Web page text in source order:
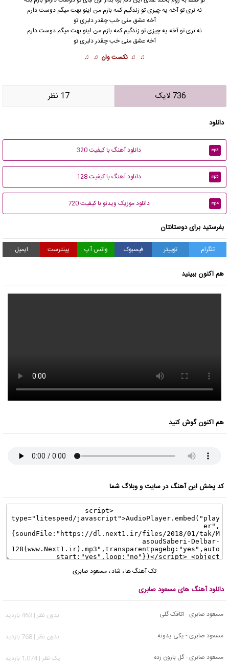
نه نری تو آخه یه چیزی تو زندگیم کمه بازم من اینو بهت میگم دوست دارم
آخه عشق منی خب چقدردلبری تو
نه نری تو آخه یه چیزی تو زندگیم کمه بازم من اینو بهت میگم دوست دارم
آخه عشق منی خب چقدر دلبری تو
♫ ♫ نکست وان ♫ ♫
736 لایک 17 نظر
دانلود
mp3 دانلود آهنگ با کیفیت 320
mp3 دانلود آهنگ با کیفیت 128
mp4 دانلود موزیک ویدئو با کیفیت 720
بفرستید برای دوستانتان
تلگرام توییتر فیسبوک واتس آپ پینترست ایمیل
هم اکنون ببینید
هم اکنون گوش کنید
کد پخش این آهنگ در سایت و وبلاگ شما
تک آهنگ ها، شاد، مسعود صابری
دانلود آهنگ های مسعود صابری
مسعود صابری - اتاقک گلی
بدون نظر | 463 بازدید
مسعود صابری - یکی یدونه
بدون نظر | 768 بازدید
مسعود صابری - گل بارون زده
يک نظر | 1,074 بازدید